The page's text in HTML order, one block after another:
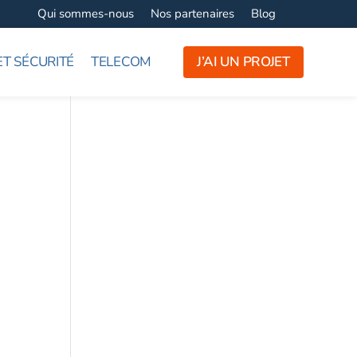
Qui sommes-nous Nos partenaires Blog
SÉCURITÉ TELECOM J’AI UN PROJET